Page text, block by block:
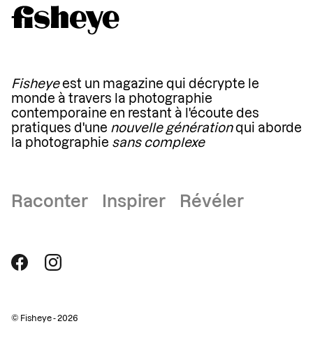
Fisheyeest un magazine qui décrypte le
monde à travers la photographie
contemporaine en restant à l'écoute des
pratiques d'une nouvelle générationqui aborde
la photographie sans complexe
Raconter Inspirer Révéler
© Fisheye - 2026